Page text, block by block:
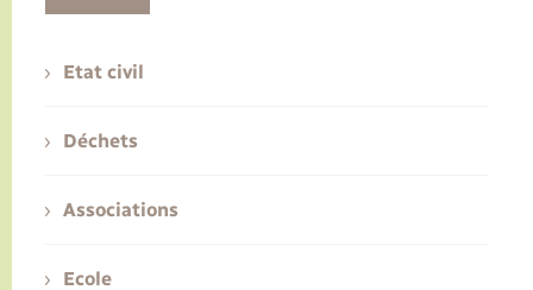
Etat civil
Déchets
Associations
Ecole